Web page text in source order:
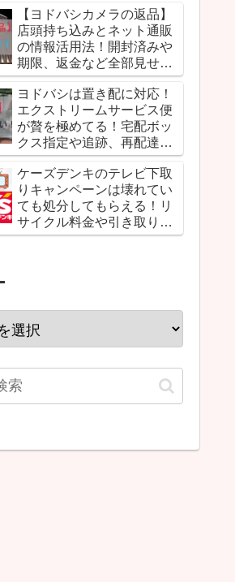
【ヨドバシカメラの返品】
店頭持ち込みとネット通販
の情報活用法！開封済みや
期限、返金など全部見せま
す！
ヨドバシは置き配に対応！
エクストリームサービス便
が贅を極めてる！宅配ボッ
クス指定や追跡、再配達、
時間などのホットな情報！
ケーズデンキのテレビ下取
りキャンペーンは壊れてい
ても処分してもらえる！リ
サイクル料金や引き取りの
みはどうなる？